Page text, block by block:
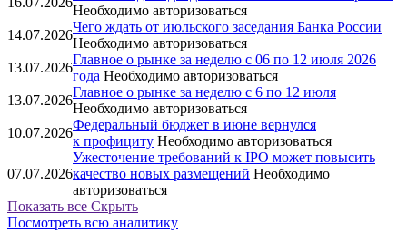
Необходимо авторизоваться
14.07.2026
Чего ждать от июльского заседания Банка России
Необходимо авторизоваться
13.07.2026
Главное о рынке за неделю с 06 по 12 июля 2026
года Необходимо авторизоваться
13.07.2026
Главное о рынке за неделю с 6 по 12 июля
Необходимо авторизоваться
10.07.2026
Федеральный бюджет в июне вернулся
к профициту Необходимо авторизоваться
07.07.2026
Ужесточение требований к IPO может повысить
качество новых размещений Необходимо
авторизоваться
Показать все Скрыть
Посмотреть всю аналитику